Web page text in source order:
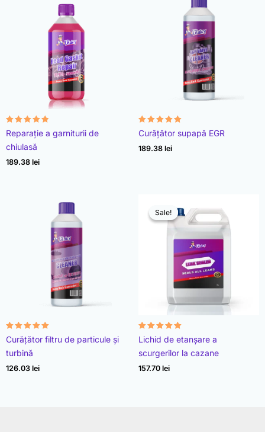
Evaluat la
4.78
din 5
Reparație a garniturii de
chiulasă
189.38 lei
Evaluat la
4.93
din 5
Curățător supapă EGR
189.38 lei
Evaluat la
4.96
din 5
Curățător filtru de particule și
turbină
126.03 lei
Sale!
Sale!
Evaluat la
4.89
din 5
Lichid de etanșare a
scurgerilor la cazane
157.70 lei